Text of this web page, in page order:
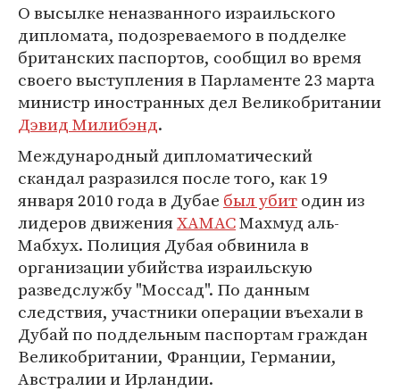
О высылке неназванного израильского
дипломата, подозреваемого в подделке
британских паспортов, сообщил во время
своего выступления в Парламенте 23 марта
министр иностранных дел Великобритании
Дэвид Милибэнд.
Международный дипломатический
скандал разразился после того, как 19
января 2010 года в Дубае был убитодин из
лидеров движенияХАМАСМахмуд аль-
Мабхух. Полиция Дубая обвинила в
организации убийства израильскую
разведслужбу "Моссад". По данным
следствия, участники операции въехали в
Дубай по поддельным паспортам граждан
Великобритании, Франции, Германии,
Австралии и Ирландии.